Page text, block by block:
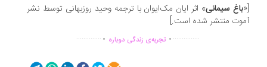
باغ سیمانی» اثر ایان مک‌ایوان با ترجمه وحید روزبهانی توسط نشر
منتشر شده است.]
...............
. تجربه‌ی زندگی دوباره.
..............